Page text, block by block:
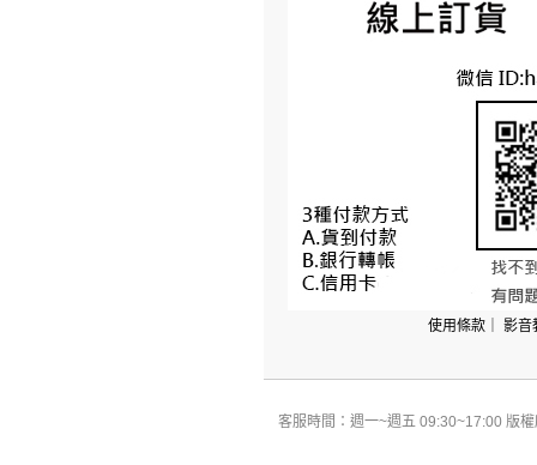
使用條款 影音
客服時間：週一~週五 09:30~17:00 版